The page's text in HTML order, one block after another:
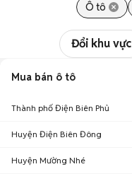
Ô tô
Đổi khu vực
Mua bán ô tô
Thành phố Điện Biên Phủ
Huyện Điện Biên Đông
Huyện Mường Nhé